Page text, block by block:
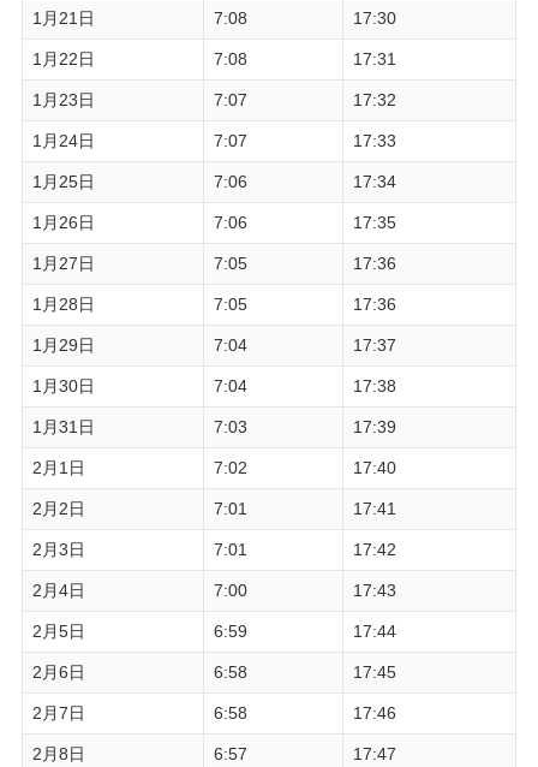
1月21日 7:08 17:30
1月22日 7:08 17:31
1月23日 7:07 17:32
1月24日 7:07 17:33
1月25日 7:06 17:34
1月26日 7:06 17:35
1月27日 7:05 17:36
1月28日 7:05 17:36
1月29日 7:04 17:37
1月30日 7:04 17:38
1月31日 7:03 17:39
2月1日 7:02 17:40
2月2日 7:01 17:41
2月3日 7:01 17:42
2月4日 7:00 17:43
2月5日 6:59 17:44
2月6日 6:58 17:45
2月7日 6:58 17:46
2月8日 6:57 17:47